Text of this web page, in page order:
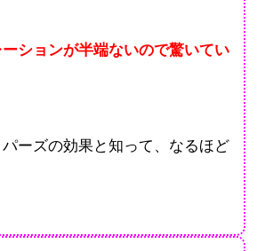
ションが半端ないので驚いてい
ーズの効果と知って、なるほど